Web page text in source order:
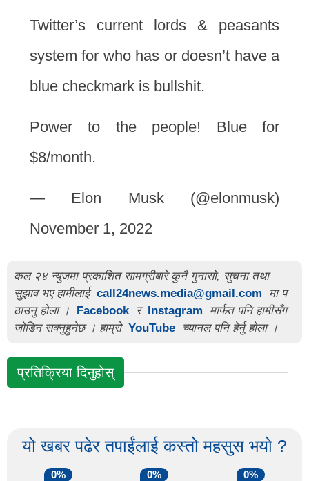
Twitter’s current lords & peasants
system for who has or doesn’t have a
blue checkmark is bullshit.
Power to the people! Blue for
$8/month.
— Elon Musk (@elonmusk)
November 1, 2022
कल २४ न्युजमा प्रकाशित सामग्रीबारे कुनै गुनासो, सुचना तथा
सुझाव भए हामीलाई call24news.media@gmail.com
मा प
ठाउनु होला ।
Facebook र Instagram
मार्फत पनि हामीसँग
जोडिन सक्नुहुनेछ । हाम्रो YouTube च्यानल पनि हेर्नु होला ।
प्रतिक्रिया दिनुहोस्
यो खबर पढेर तपाईंलाई कस्तो महसुस भयो ?
0% 0% 0%